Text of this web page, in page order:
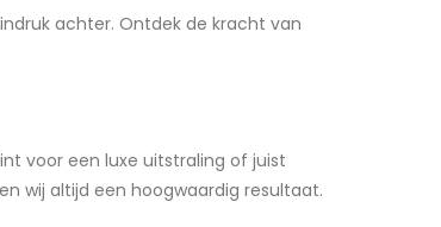
achter. Ontdek de kracht van
voor een luxe uitstraling of juist
wij altijd een hoogwaardig resultaat.